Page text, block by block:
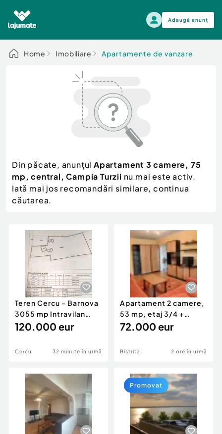
Adaugă anunț
Alege categoria
Auto, moto si ambarcatiuni
Electronice si electrocasnice
Mama si copilul
Moda si frumusete
Sport, timp liber, arta
Animale de companie
Afaceri și echipamente profesionale
Inchiriere Bunuri si Vehicule
Auto, moto si ambarcatiuni
Scutere - ATV - UTV
Autoutilitare
Ambarcatiuni
Camioane - Rulote - Remorci
Utilaje agricole si industriale
Piese auto si accesorii
Dacia Duster
Home Imobiliare Apartamente de vanzare
Din păcate, anunțul Apartament 3 camere, 75
mp, central, Campia Turzii nu mai este activ.
Iată mai jos recomandări similare, continua
căutarea.
Teren Cercu - Barnova
3055 mp Intravilan
acces la DJ248D
120.000 eur
Cercu 32 minute în urmă
Apartament 2 camere,
53 mp, etaj 3/4 +
parcare acoperită |
72.000 eur
Bistrita 2 ore în urmă
Promovat